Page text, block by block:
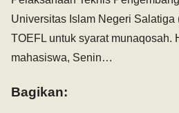
Universitas Islam Negeri Salatiga
TOEFL untuk syarat munaqosah.
mahasiswa, Senin…
Bagikan: